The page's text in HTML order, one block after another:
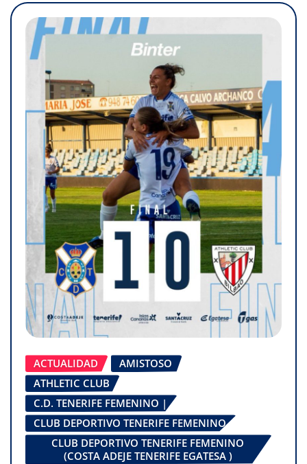
ACTUALIDAD
AMISTOSO
ATHLETIC CLUB
C.D. TENERIFE FEMENINO |
CLUB DEPORTIVO TENERIFE FEMENINO
CLUB DEPORTIVO TENERIFE FEMENINO
(COSTA ADEJE TENERIFE EGATESA )